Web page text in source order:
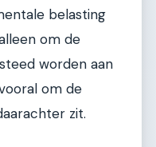
belasting
om de
worden aan
om de
zit.